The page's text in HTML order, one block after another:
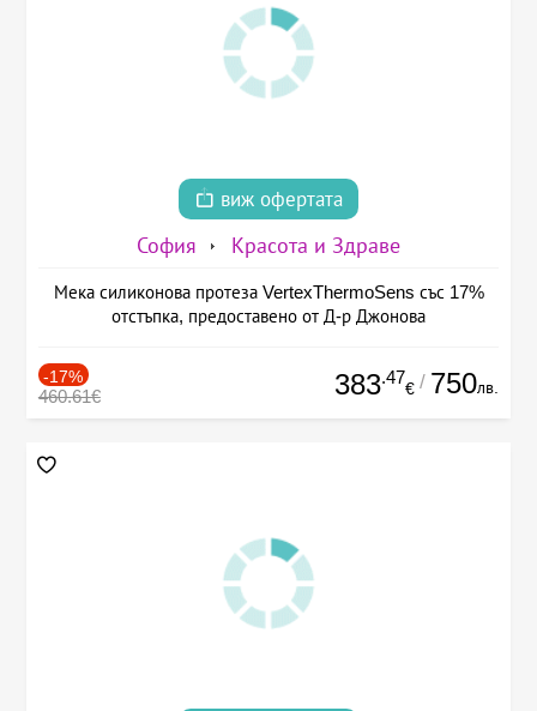
виж офертата
София Красота и Здраве
Мека силиконова протеза VertexThermoSens със 17%
отстъпка, предоставено от Д-р Джонова
-17%
460.61€ 383.47
€ / 750лв.